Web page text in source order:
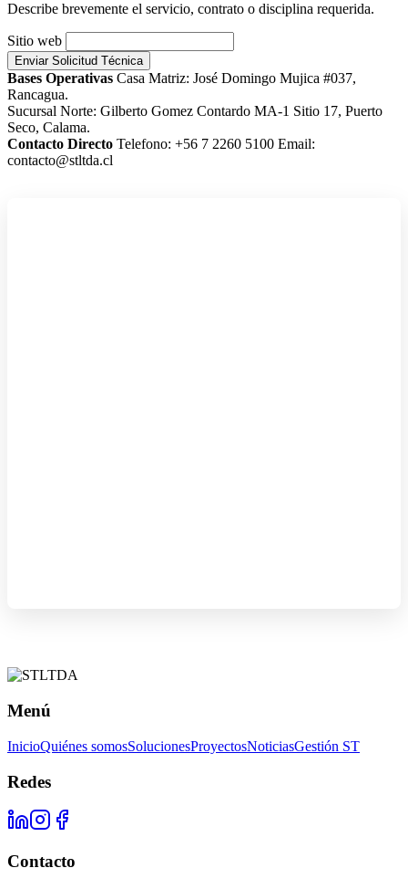
Describe brevemente el servicio, contrato o disciplina requerida.
Sitio web
Enviar Solicitud Técnica
Bases Operativas Casa Matriz: José Domingo Mujica #037,
Rancagua.
Sucursal Norte: Gilberto Gomez Contardo MA-1 Sitio 17, Puerto
Seco, Calama.
Contacto Directo Telefono: +56 7 2260 5100 Email:
contacto@stltda.cl
Menú
InicioQuiénes somosSolucionesProyectosNoticiasGestión ST
Redes
Contacto